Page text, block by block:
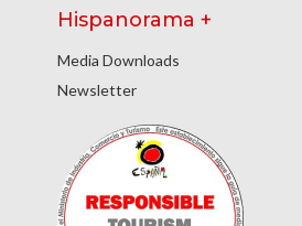
Hispanorama +
Media Downloads
Newsletter